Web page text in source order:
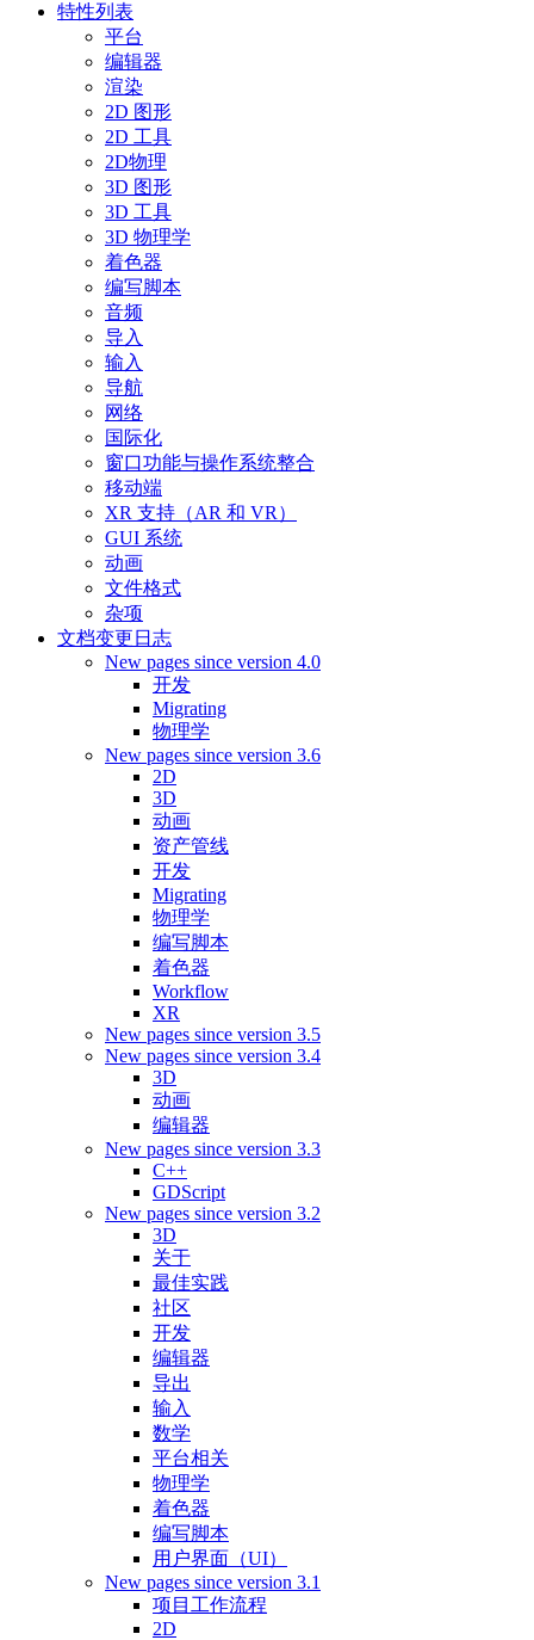
特性列表
平台
编辑器
渲染
2D 图形
2D 工具
2D物理
3D 图形
3D 工具
3D 物理学
着色器
编写脚本
音频
导入
输入
导航
网络
国际化
窗口功能与操作系统整合
移动端
XR 支持（AR 和 VR）
GUI 系统
动画
文件格式
杂项
文档变更日志
New pages since version 4.0
开发
Migrating
物理学
New pages since version 3.6
2D
3D
动画
资产管线
开发
Migrating
物理学
编写脚本
着色器
Workflow
XR
New pages since version 3.5
New pages since version 3.4
3D
动画
编辑器
New pages since version 3.3
C++
GDScript
New pages since version 3.2
3D
关于
最佳实践
社区
开发
编辑器
导出
输入
数学
平台相关
物理学
着色器
编写脚本
用户界面（UI）
New pages since version 3.1
项目工作流程
2D